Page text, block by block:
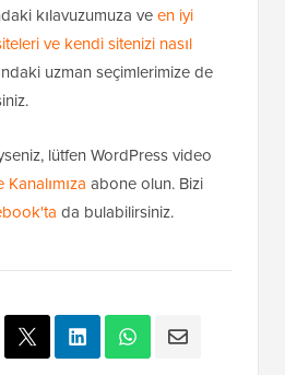
kılavuzumuza veen iyi
ve kendi sitenizi nasıl
uzman seçimlerimize de
lütfen WordPress video
Kanalımıza abone olun. Bizi
da bulabilirsiniz.